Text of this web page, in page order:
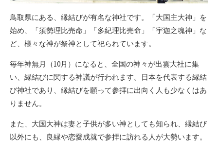
鳥取県にある、縁結びが有名な神社です。「大国主大神」を
始め、「須勢理比売命」「多紀理比売命」「宇迦之魂神」な
ど、様々な神が祭神として祀られています。
毎年神無月（10月）になると、全国の神々が出雲大社に集
い、縁結びに関する神議が行われます。日本を代表する縁結
び神社であり、縁結びを願って参拝に出向く人も少なくはあ
りません。
また、大国大神は妻と子供が多い神としても知られ、縁結び
以外にも、良縁や恋愛成就で参拝に訪れる人が大勢います。